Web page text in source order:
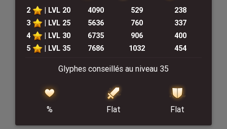
2
| LVL 20 4090 529
238
3
| LVL 25 5636 760
337
4
| LVL 30 6735 906
400
5
| LVL 35 7686 1032 454
Glyphes conseillés au niveau 35
% Flat Flat